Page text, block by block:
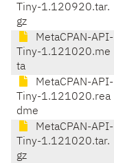
Tiny-1.120920.tar.
gz
MetaCPAN-API-
Tiny-1.121020.me
ta
MetaCPAN-API-
Tiny-1.121020.rea
dme
MetaCPAN-API-
Tiny-1.121020.tar.
gz